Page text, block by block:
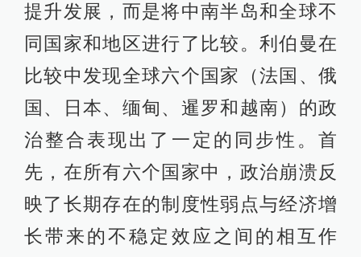
提升发展，而是将中南半岛和全球不
同国家和地区进行了比较。利伯曼在
比较中发现全球六个国家（法国、俄
国、日本、缅甸、暹罗和越南）的政
治整合表现出了一定的同步性。首
先，在所有六个国家中，政治崩溃反
映了长期存在的制度性弱点与经济增
长带来的不稳定效应之间的相互作